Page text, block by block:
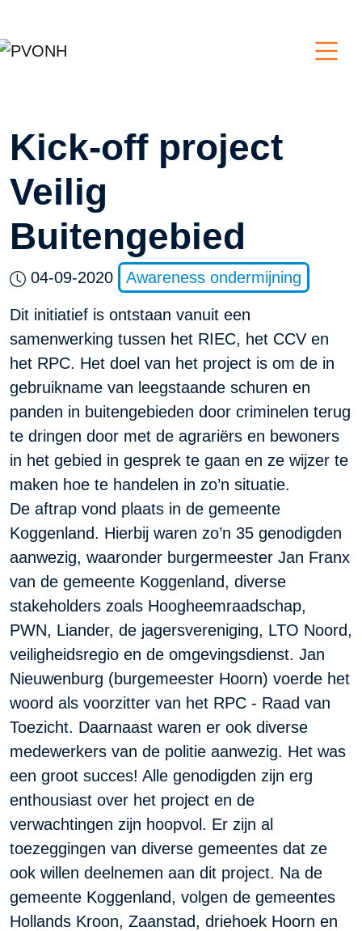
Kick-off project
Veilig
Buitengebied
04-09-2020 Awareness ondermijning
Dit initiatief is ontstaan vanuit een
samenwerking tussen het RIEC, het CCV en
het RPC. Het doel van het project is om de in
gebruikname van leegstaande schuren en
panden in buitengebieden door criminelen terug
te dringen door met de agrariërs en bewoners
in het gebied in gesprek te gaan en ze wijzer te
maken hoe te handelen in zo’n situatie.
De aftrap vond plaats in de gemeente
Koggenland. Hierbij waren zo’n 35 genodigden
aanwezig, waaronder burgermeester Jan Franx
van de gemeente Koggenland, diverse
stakeholders zoals Hoogheemraadschap,
PWN, Liander, de jagersvereniging, LTO Noord,
veiligheidsregio en de omgevingsdienst. Jan
Nieuwenburg (burgemeester Hoorn) voerde het
woord als voorzitter van het RPC - Raad van
Toezicht. Daarnaast waren er ook diverse
medewerkers van de politie aanwezig. Het was
een groot succes! Alle genodigden zijn erg
enthousiast over het project en de
verwachtingen zijn hoopvol. Er zijn al
toezeggingen van diverse gemeentes dat ze
ook willen deelnemen aan dit project. Na de
gemeente Koggenland, volgen de gemeentes
Hollands Kroon, Zaanstad, driehoek Hoorn en